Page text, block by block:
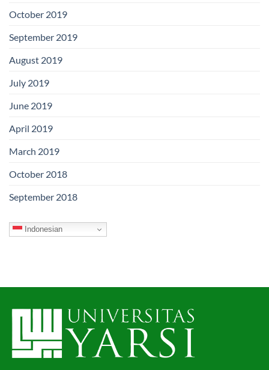
October 2019
September 2019
August 2019
July 2019
June 2019
April 2019
March 2019
October 2018
September 2018
Indonesian